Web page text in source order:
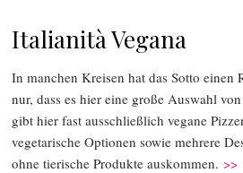
Italianità Vegana
In manchen Kreisen hat das Sotto
nur, dass es hier eine große Auswahl
gibt hier fast ausschließlich vegane
vegetarische Optionen sowie mehrere
ohne tierische Produkte auskommen. >>